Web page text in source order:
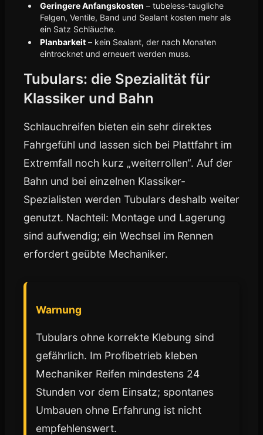
Geringere Anfangskosten – tubeless-taugliche
Felgen, Ventile, Band und Sealant kosten mehr als
ein Satz Schläuche.
Planbarkeit – kein Sealant, der nach Monaten
eintrocknet und erneuert werden muss.
Tubulars: die Spezialität für
Klassiker und Bahn
Schlauchreifen bieten ein sehr direktes
Fahrgefühl und lassen sich bei Plattfahrt im
Extremfall noch kurz „weiterrollen“. Auf der
Bahn und bei einzelnen Klassiker-
Spezialisten werden Tubulars deshalb weiter
genutzt. Nachteil: Montage und Lagerung
sind aufwendig; ein Wechsel im Rennen
erfordert geübte Mechaniker.
Warnung
Tubulars ohne korrekte Klebung sind
gefährlich. Im Profibetrieb kleben
Mechaniker Reifen mindestens 24
Stunden vor dem Einsatz; spontanes
Umbauen ohne Erfahrung ist nicht
empfehlenswert.